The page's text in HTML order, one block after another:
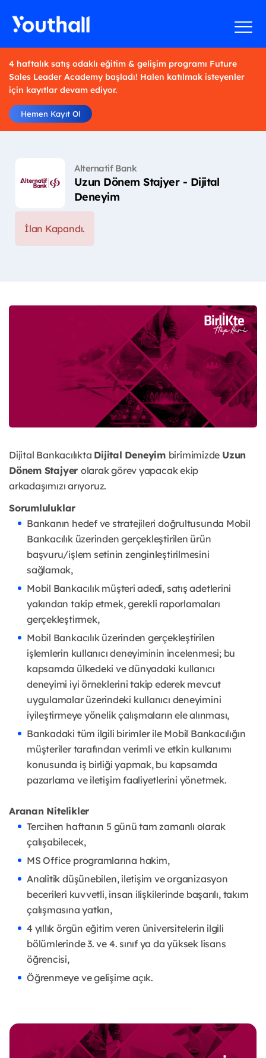
4 haftalık satış odaklı eğitim & gelişim programı Future
Sales Leader Academy başladı! Halen katılmak isteyenler
için kayıtlar devam ediyor.
Hemen Kayıt Ol
Alternatif Bank
Uzun Dönem Stajyer - Dijital
Deneyim
İlan Kapandı.
Dijital Bankacılıkta Dijital Deneyim birimimizde Uzun
Dönem Stajyer olarak görev yapacak ekip
arkadaşımızı arıyoruz.
Sorumluluklar
Bankanın hedef ve stratejileri doğrultusunda Mobil
Bankacılık üzerinden gerçekleştirilen ürün
başvuru/işlem setinin zenginleştirilmesini
sağlamak,
Mobil Bankacılık müşteri adedi, satış adetlerini
yakından takip etmek, gerekli raporlamaları
gerçekleştirmek,
Mobil Bankacılık üzerinden gerçekleştirilen
işlemlerin kullanıcı deneyiminin incelenmesi; bu
kapsamda ülkedeki ve dünyadaki kullanıcı
deneyimi iyi örneklerini takip ederek mevcut
uygulamalar üzerindeki kullanıcı deneyimini
iyileştirmeye yönelik çalışmaların ele alınması,
Bankadaki tüm ilgili birimler ile Mobil Bankacılığın
müşteriler tarafından verimli ve etkin kullanımı
konusunda iş birliği yapmak, bu kapsamda
pazarlama ve iletişim faaliyetlerini yönetmek.
Aranan Nitelikler
Tercihen haftanın 5 günü tam zamanlı olarak
çalışabilecek,
MS Office programlarına hakim,
Analitik düşünebilen, iletişim ve organizasyon
becerileri kuvvetli, insan ilişkilerinde başarılı, takım
çalışmasına yatkın,
4 yıllık örgün eğitim veren üniversitelerin ilgili
bölümlerinde 3. ve 4. sınıf ya da yüksek lisans
öğrencisi,
Öğrenmeye ve gelişime açık.